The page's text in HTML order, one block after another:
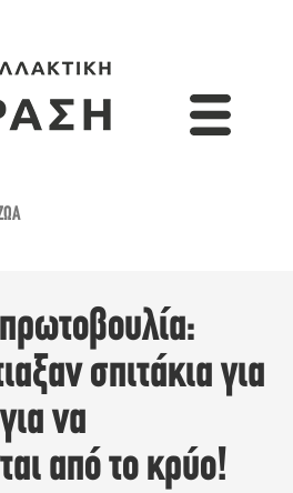
σπιτάκια για
να
από το κρύο!